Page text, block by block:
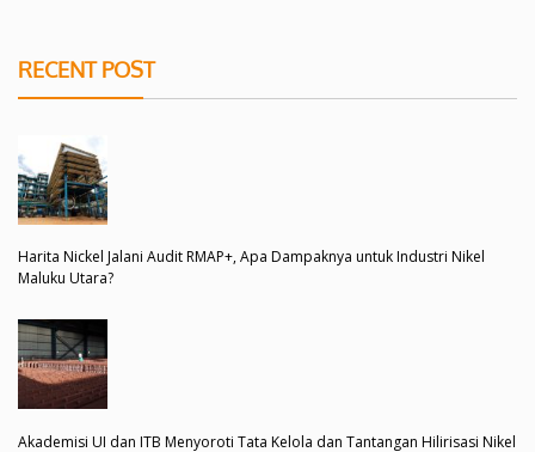
RECENT POST
Harita Nickel Jalani Audit RMAP+, Apa Dampaknya untuk Industri Nikel
Maluku Utara?
Akademisi UI dan ITB Menyoroti Tata Kelola dan Tantangan Hilirisasi Nikel